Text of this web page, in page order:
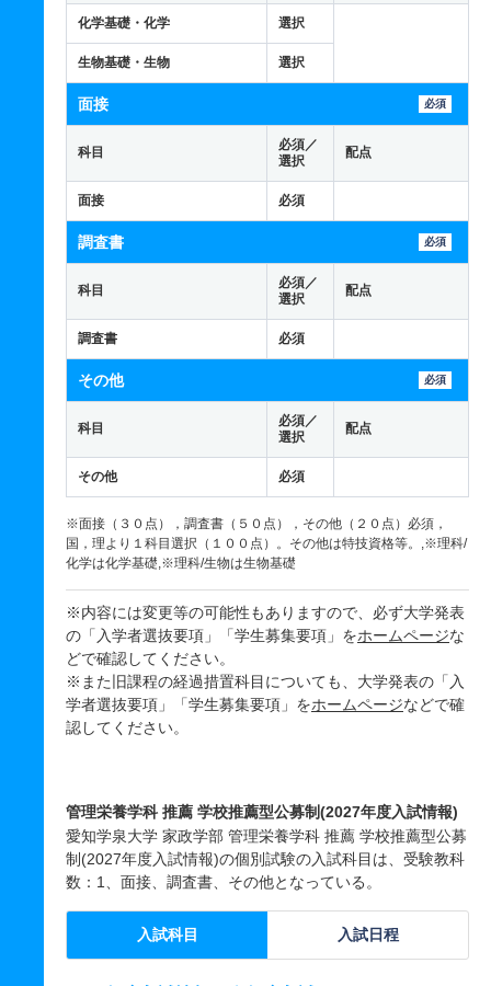
化学基礎・化学 選択
生物基礎・生物 選択
面接 必須
科目
必須／
選択
配点
面接 必須
調査書 必須
科目
必須／
選択
配点
調査書 必須
その他 必須
科目
必須／
選択
配点
その他 必須
※面接（３０点），調査書（５０点），その他（２０点）必須，
国，理より１科目選択（１００点）。その他は特技資格等。,※理科/
化学は化学基礎,※理科/生物は生物基礎
※内容には変更等の可能性もありますので、必ず大学発表
の「入学者選抜要項」「学生募集要項」をホームページな
どで確認してください。
※また旧課程の経過措置科目についても、大学発表の「入
学者選抜要項」「学生募集要項」をホームページなどで確
認してください。
管理栄養学科 推薦 学校推薦型公募制(2027年度入試情報)
愛知学泉大学 家政学部 管理栄養学科 推薦 学校推薦型公募
制(2027年度入試情報)の個別試験の入試科目は、受験教科
数：1、面接、調査書、その他となっている。
入試科目 入試日程